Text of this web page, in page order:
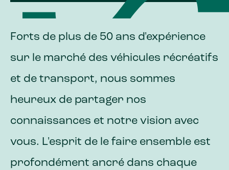
Forts de plus de 50 ans d'expérience
sur le marché des véhicules récréatifs
et de transport, nous sommes
heureux de partager nos
connaissances et notre vision avec
vous. L'esprit de le faire ensemble est
profondément ancré dans chaque